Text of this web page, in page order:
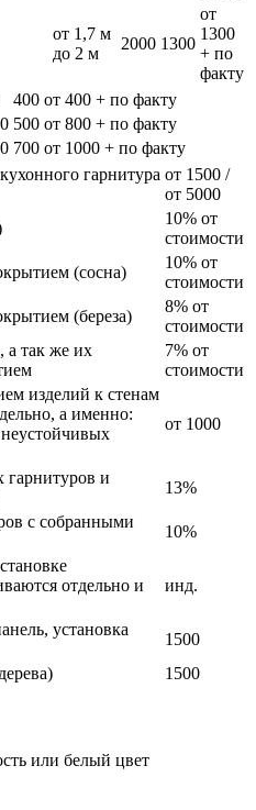
от 1,7 м
до 2 м
2000 1300
от
1300
+ по
факту
400 от 400 + по факту
500 от 800 + по факту
700 от 1000 + по факту
гарнитура от 1500 /
от 5000
10% от
стоимости
(сосна)
10% от
стоимости
(береза)
8% от
стоимости
а так же их
7% от
стоимости
изделий к стенам
а именно:
от 1000
гарнитуров и
13%
с собранными
10%
отдельно и
инд.
установка
1500
1500
или белый цвет